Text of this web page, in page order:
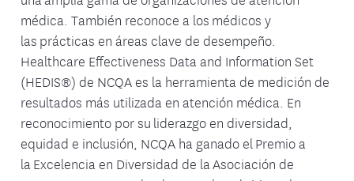
médica. También reconoce a los médicos y
las prácticas en áreas clave de desempeño.
Healthcare Effectiveness Data and Information Set
(HEDIS®) de NCQA es la herramienta de medición de
resultados más utilizada en atención médica. En
reconocimiento por su liderazgo en diversidad,
equidad e inclusión, NCQA ha ganado el Premio a
la Excelencia en Diversidad de la Asociación de